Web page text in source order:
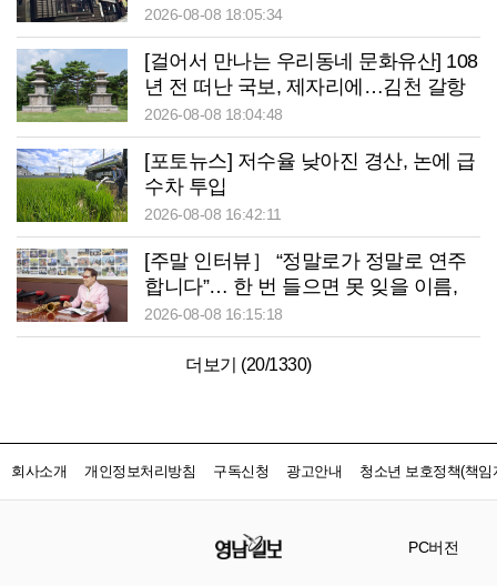
옥이 말하는 ‘잊지 말아야 할 역사’
2026-08-08 18:05:34
[걸어서 만나는 우리동네 문화유산] 108
년 전 떠난 국보, 제자리에…김천 갈항
사지 발굴 착수
2026-08-08 18:04:48
[포토뉴스] 저수율 낮아진 경산, 논에 급
수차 투입
2026-08-08 16:42:11
[주말 인터뷰］ “정말로가 정말로 연주
합니다”… 한 번 들으면 못 잊을 이름,
색소폰으로 이웃 웃게 만드는 사나이
2026-08-08 16:15:18
더보기 (20/1330)
회사소개 개인정보처리방침 구독신청 광고안내 청소년 보호정책(책임
PC버전